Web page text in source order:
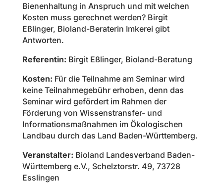
Bienenhaltung in Anspruch und mit welchen
Kosten muss gerechnet werden? Birgit
Eßlinger, Bioland-Beraterin Imkerei gibt
Antworten.
Referentin: Birgit Eßlinger, Bioland-Beratung
Kosten: Für die Teilnahme am Seminar wird
keine Teilnahmegebühr erhoben, denn das
Seminar wird gefördert im Rahmen der
Förderung von Wissenstransfer- und
Informationsmaßnahmen im Ökologischen
Landbau durch das Land Baden-Württemberg.
Veranstalter: Bioland Landesverband Baden-
Württemberg e.V., Schelztorstr. 49, 73728
Esslingen